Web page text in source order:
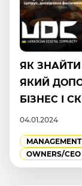
ЯК ЗНАЙТИ
ЯКИЙ
БІЗНЕС І
КОШТУЄ
04.01.2024
MANAGEMENT
OWNERS/